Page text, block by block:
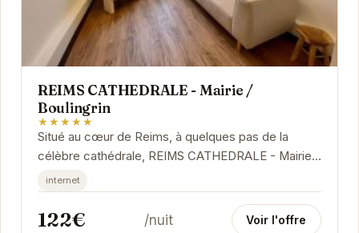
REIMS CATHEDRALE - Mairie /
Boulingrin
★★★★★
Situé au cœur de Reims, à quelques pas de la
célèbre cathédrale, REIMS CATHEDRALE - Mairie /
Boulingrin offre un séjour confortable et...
internet
122€ /nuit Voir l'offre